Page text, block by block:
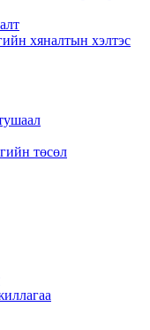
хяналтын хэлтэс
төсөл